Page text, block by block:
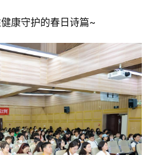
康守护的春日诗篇~